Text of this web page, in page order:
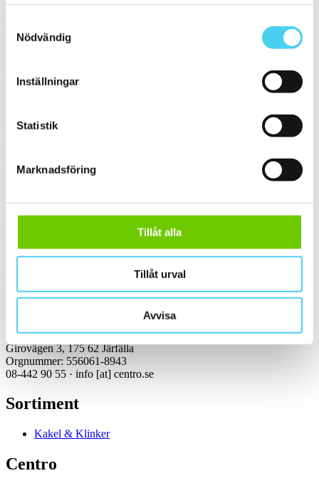
Nödvändig
Inställningar
Statistik
Marknadsföring
Tillåt alla
Tillåt urval
Avvisa
eller gör om din sökning.
Webbshop
brett utbud till riktigt bra priser.
Med över 30 år i branschen är vi experter på allt inom kakel och
Kakel & klinker
Kontakt
Kundservice Konsument
Öppettider:
Mejl:info[at]centro.se
Centro Kakel & Klinker AB
Girovägen 3, 175 62 Järfälla
Orgnummer: 556061-8943
08-442 90 55 · info [at] centro.se
Sortiment
Kakel & Klinker
Centro